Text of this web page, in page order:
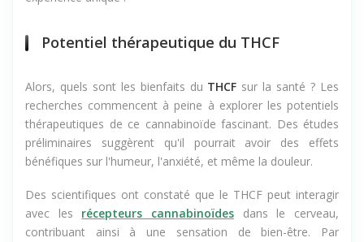
Potentiel thérapeutique du THCF
Alors, quels sont les bienfaits du THCF sur la santé ? Les
recherches commencent à peine à explorer les potentiels
thérapeutiques de ce cannabinoïde fascinant. Des études
préliminaires suggèrent qu'il pourrait avoir des effets
bénéfiques sur l'humeur, l'anxiété, et même la douleur.
Des scientifiques ont constaté que le THCF peut interagir
avec les récepteurs cannabinoïdes dans le cerveau,
contribuant ainsi à une sensation de bien-être. Par